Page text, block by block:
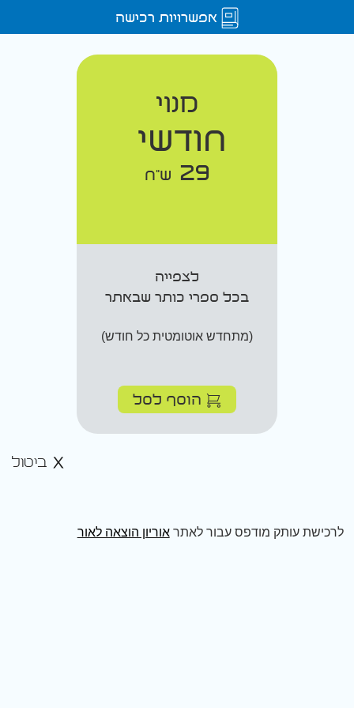
אפשרויות רכישה
מנוי
חודשי
29 ש"ח
לצפייה
בכל ספרי כותר שבאתר
(מתחדש אוטומטית כל חודש)
הוסף לסל
ביטול
לרכישת עותק מודפס עבור לאתראוריון הוצאה לאור